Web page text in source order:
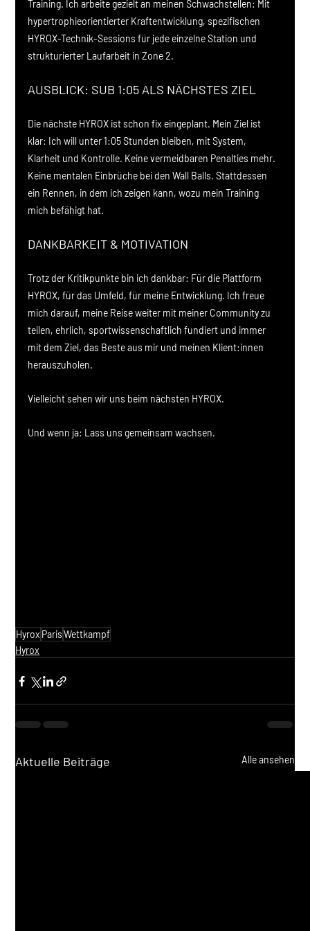
Training. Ich arbeite gezielt an meinen Schwachstellen: Mit
hypertrophieorientierter Kraftentwicklung, spezifischen
HYROX-Technik-Sessions für jede einzelne Station und
strukturierter Laufarbeit in Zone 2.
AUSBLICK: SUB 1:05 ALS NÄCHSTES ZIEL
Die nächste HYROX ist schon fix eingeplant. Mein Ziel ist
klar: Ich will unter 1:05 Stunden bleiben, mit System,
Klarheit und Kontrolle. Keine vermeidbaren Penalties mehr.
Keine mentalen Einbrüche bei den Wall Balls. Stattdessen
ein Rennen, in dem ich zeigen kann, wozu mein Training
mich befähigt hat.
DANKBARKEIT & MOTIVATION
Trotz der Kritikpunkte bin ich dankbar: Für die Plattform
HYROX, für das Umfeld, für meine Entwicklung. Ich freue
mich darauf, meine Reise weiter mit meiner Community zu
teilen, ehrlich, sportwissenschaftlich fundiert und immer
mit dem Ziel, das Beste aus mir und meinen Klient:innen
herauszuholen.
Vielleicht sehen wir uns beim nächsten HYROX.
Und wenn ja: Lass uns gemeinsam wachsen.
Hyrox ParisWettkampf
Hyrox
Aktuelle Beiträge Alle ansehen